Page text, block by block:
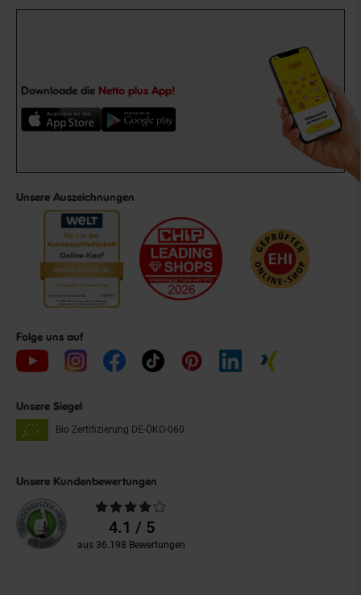
Downloade die Netto plus App!
Unsere Auszeichnungen
Folge uns auf
Unsere Siegel
Bio Zertifizierung DE-ÖKO-060
Unsere Kundenbewertungen
Durchschnittliche
Bewertungen4.1 / 5
aus 36.198 Bewertungen